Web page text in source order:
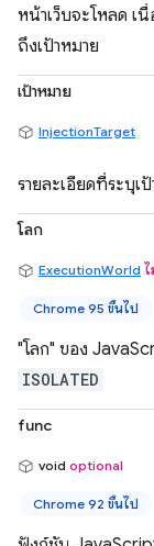
หน้าเว็บจะโหลด เ
ถึงเป้าหมาย
เป้าหมาย
InjectionTarget
รายละเอียดที่ระบุ
โลก
ExecutionWorld
Chrome 95 ขึ้นไป
"โลก" ของ
ISOLATED
func
void optional
Chrome 92 ขึ้นไป